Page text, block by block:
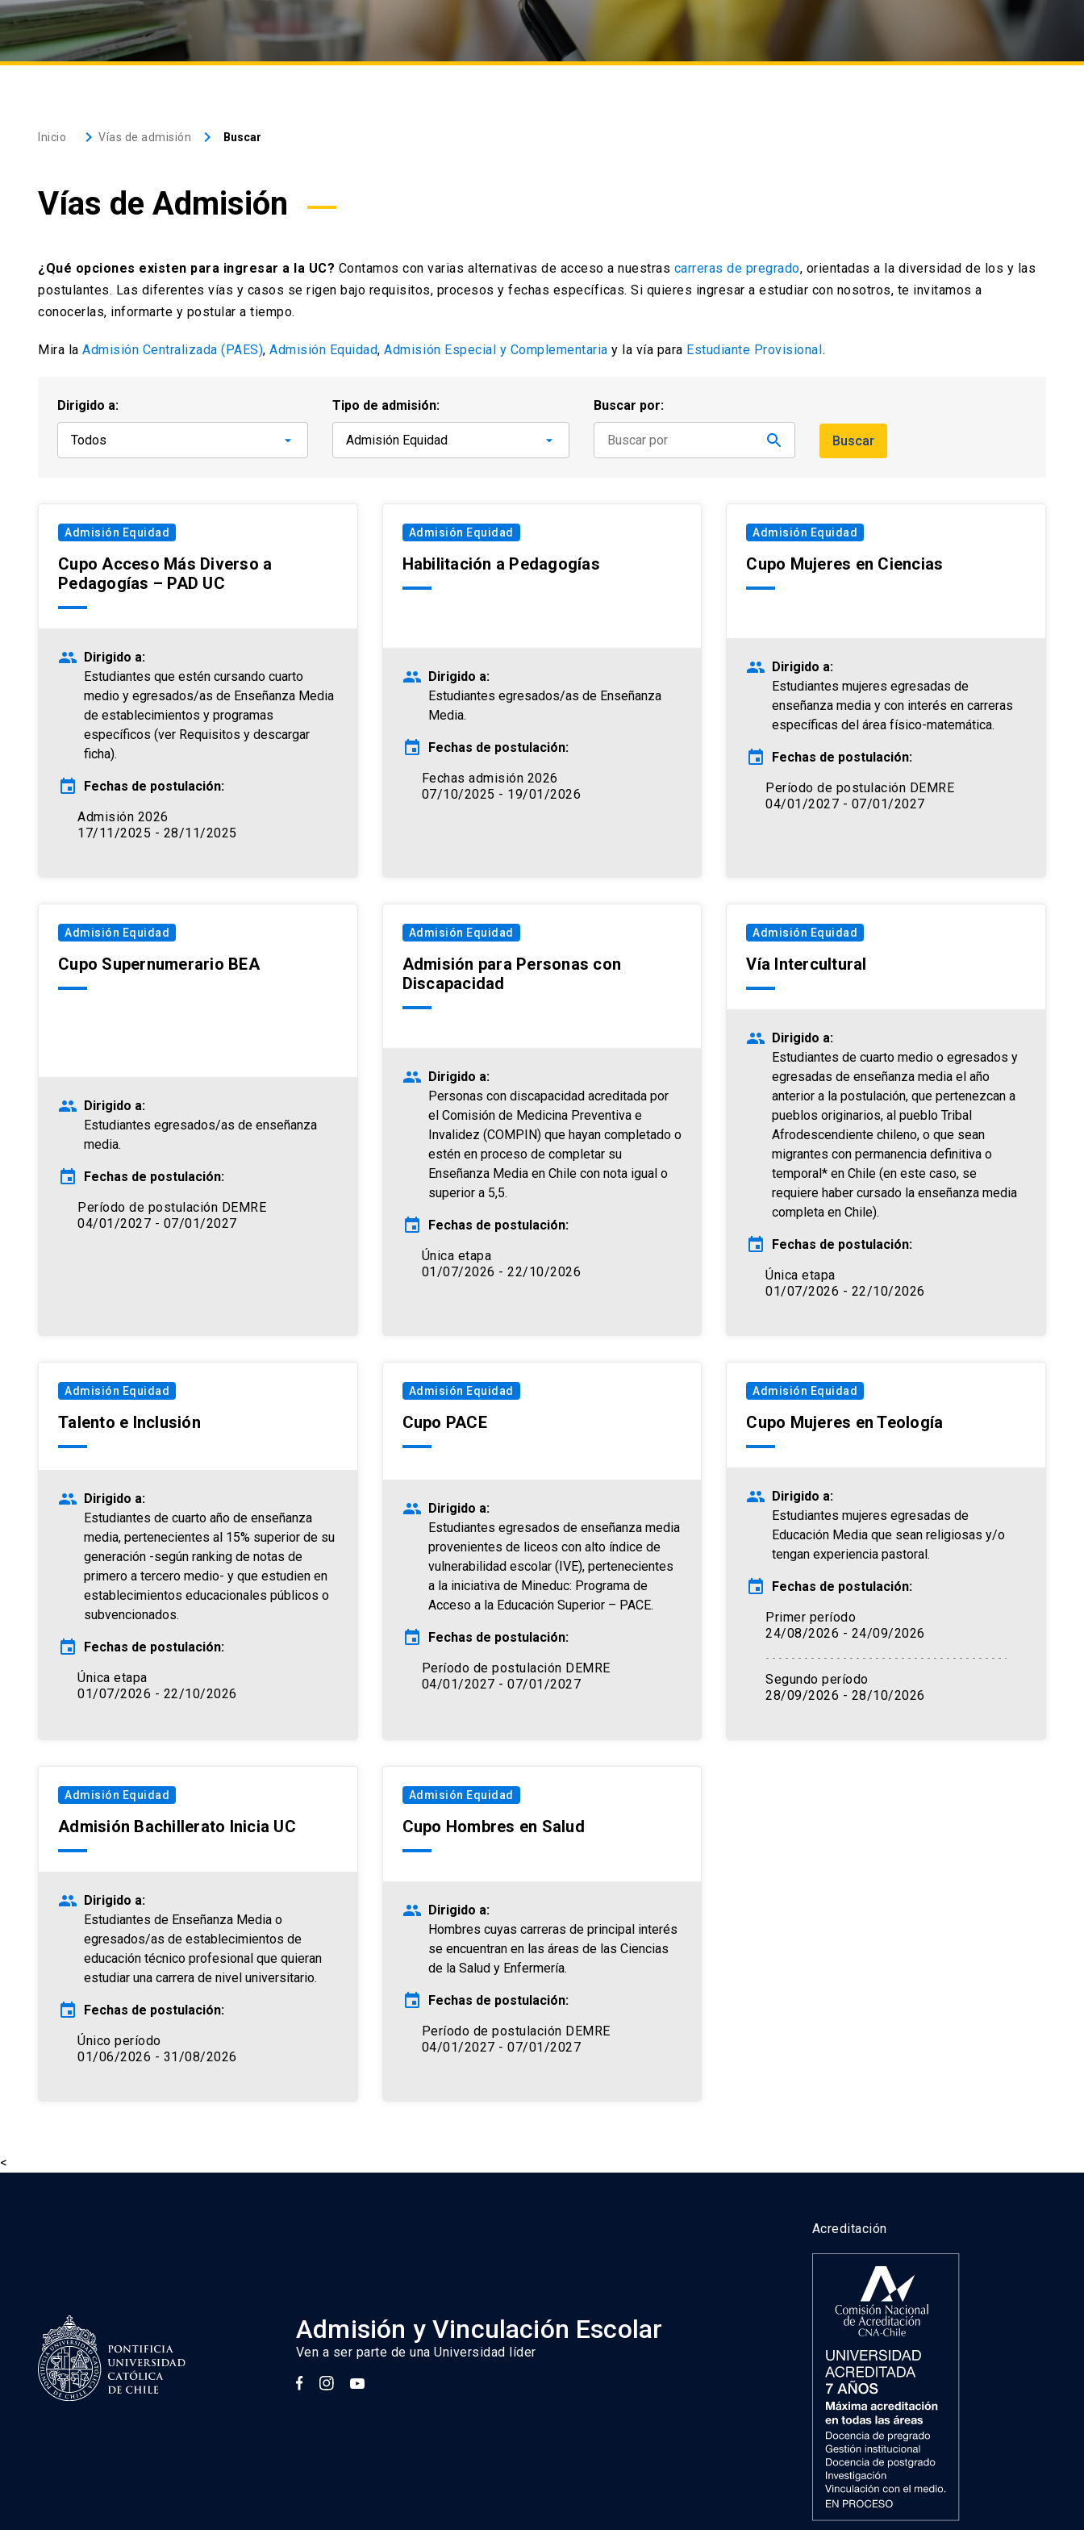
Inicio keyboard_arrow_rightVías de admisión keyboard_arrow_right Buscar
Vías de Admisión
¿Qué opciones existen para ingresar a la UC? Contamos con varias alternativas de acceso a nuestras carreras de pregrado, orientadas a la diversidad de los y las
postulantes. Las diferentes vías y casos se rigen bajo requisitos, procesos y fechas específicas. Si quieres ingresar a estudiar con nosotros, te invitamos a
conocerlas, informarte y postular a tiempo.
Mira la Admisión Centralizada (PAES),Admisión Equidad,Admisión Especial y Complementaria y la vía para Estudiante Provisional.
Dirigido a: Tipo de admisión: Buscar por:
Buscar
Admisión Equidad
Cupo Acceso Más Diverso a
Pedagogías – PAD UC
people Dirigido a:
Estudiantes que estén cursando cuarto
medio y egresados/as de Enseñanza Media
de establecimientos y programas
específicos (ver Requisitos y descargar
ficha).
event
Fechas de postulación:
Admisión 2026
17/11/2025 - 28/11/2025
Admisión Equidad
Habilitación a Pedagogías
people Dirigido a:
Estudiantes egresados/as de Enseñanza
Media.
event
Fechas de postulación:
Fechas admisión 2026
07/10/2025 - 19/01/2026
Admisión Equidad
Cupo Mujeres en Ciencias
people Dirigido a:
Estudiantes mujeres egresadas de
enseñanza media y con interés en carreras
específicas del área físico-matemática.
event
Fechas de postulación:
Período de postulación DEMRE
04/01/2027 - 07/01/2027
Admisión Equidad
Cupo Supernumerario BEA
people Dirigido a:
Estudiantes egresados/as de enseñanza
media.
event
Fechas de postulación:
Período de postulación DEMRE
04/01/2027 - 07/01/2027
Admisión Equidad
Admisión para Personas con
Discapacidad
people Dirigido a:
Personas con discapacidad acreditada por
el Comisión de Medicina Preventiva e
Invalidez (COMPIN) que hayan completado o
estén en proceso de completar su
Enseñanza Media en Chile con nota igual o
superior a 5,5.
event
Fechas de postulación:
Única etapa
01/07/2026 - 22/10/2026
Admisión Equidad
Vía Intercultural
people Dirigido a:
Estudiantes de cuarto medio o egresados y
egresadas de enseñanza media el año
anterior a la postulación, que pertenezcan a
pueblos originarios, al pueblo Tribal
Afrodescendiente chileno, o que sean
migrantes con permanencia definitiva o
temporal* en Chile (en este caso, se
requiere haber cursado la enseñanza media
completa en Chile).
event
Fechas de postulación:
Única etapa
01/07/2026 - 22/10/2026
Admisión Equidad
Talento e Inclusión
people Dirigido a:
Estudiantes de cuarto año de enseñanza
media, pertenecientes al 15% superior de su
generación -según ranking de notas de
primero a tercero medio- y que estudien en
establecimientos educacionales públicos o
subvencionados.
event
Fechas de postulación:
Única etapa
01/07/2026 - 22/10/2026
Admisión Equidad
Cupo PACE
people Dirigido a:
Estudiantes egresados de enseñanza media
provenientes de liceos con alto índice de
vulnerabilidad escolar (IVE), pertenecientes
a la iniciativa de Mineduc: Programa de
Acceso a la Educación Superior – PACE.
event
Fechas de postulación:
Período de postulación DEMRE
04/01/2027 - 07/01/2027
Admisión Equidad
Cupo Mujeres en Teología
people Dirigido a:
Estudiantes mujeres egresadas de
Educación Media que sean religiosas y/o
tengan experiencia pastoral.
event
Fechas de postulación:
Primer período
24/08/2026 - 24/09/2026
Segundo período
28/09/2026 - 28/10/2026
Admisión Equidad
Admisión Bachillerato Inicia UC
people Dirigido a:
Estudiantes de Enseñanza Media o
egresados/as de establecimientos de
educación técnico profesional que quieran
estudiar una carrera de nivel universitario.
event
Fechas de postulación:
Único período
01/06/2026 - 31/08/2026
Admisión Equidad
Cupo Hombres en Salud
people Dirigido a:
Hombres cuyas carreras de principal interés
se encuentran en las áreas de las Ciencias
de la Salud y Enfermería.
event
Fechas de postulación:
Período de postulación DEMRE
04/01/2027 - 07/01/2027
<
Admisión y Vinculación Escolar
Ven a ser parte de una Universidad líder
Acreditación